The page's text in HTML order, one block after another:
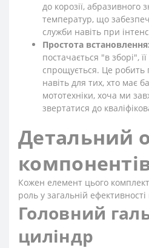
до корозії, абразивного
температур, що
служби навіть при
Простота встановлення:
постачається "в зборі",
спрощується. Це робить
навіть для тих, хто має
мототехніки, хоча ми
звертатися до
Детальний
Кожен елемент цього
роль у загальній
Головний
циліндр